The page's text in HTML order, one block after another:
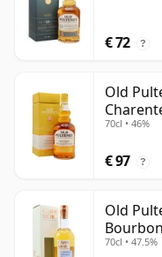
€ 72 ?
Old
70cl • 46%
€ 97 ?
Old
oud
70cl • 47.5%